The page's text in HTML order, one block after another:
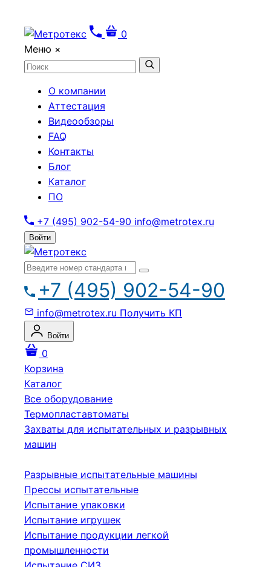
0
Меню ×
О компании
Аттестация
Видеообзоры
FAQ
Контакты
Блог
Каталог
ПО
+7 (495) 902-54-90 info@metrotex.ru
Войти
+7 (495) 902-54-90
info@metrotex.ru Получить КП
Войти
0
Корзина
Каталог
Все оборудование
Термопластавтоматы
Захваты для испытательных и разрывных
машин
Разрывные испытательные машины
Прессы испытательные
Испытание упаковки
Испытание игрушек
Испытание продукции легкой
промышленности